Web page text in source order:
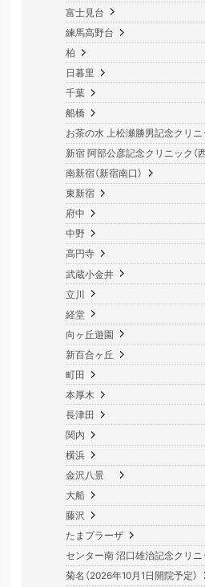
富士見台
練馬高野台
柏
日暮里
千葉
船橋
お茶の水 上松瀬勝男記念クリニ
新宿 阿部公彦記念クリニック（
南新宿（新宿南口）
東新宿
府中
中野
高円寺
武蔵小金井
立川
経堂
向ヶ丘遊園
新百合ヶ丘
町田
本厚木
長津田
関内
横浜
金沢八景
大船
藤沢
たまプラーザ
センター南 沼口雄治記念クリニ
菊名（2026年10月1日開院予定）